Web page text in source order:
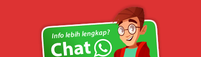
© 2020 bateraidanadaptor.com - All rights reserved.